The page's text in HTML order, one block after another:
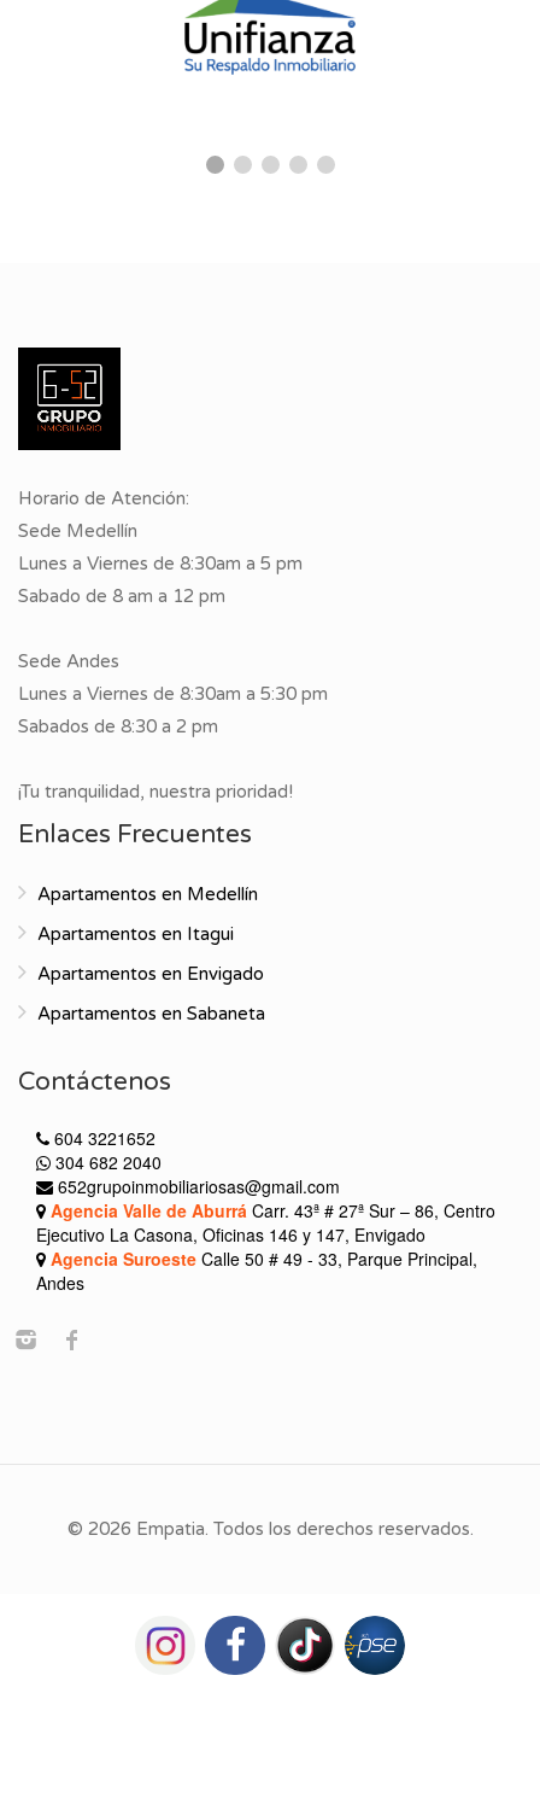
Horario de Atención:
Sede Medellín
Lunes a Viernes de 8:30am a 5 pm
Sabado de 8 am a 12 pm
Sede Andes
Lunes a Viernes de 8:30am a 5:30 pm
Sabados de 8:30 a 2 pm
¡Tu tranquilidad, nuestra prioridad!
Enlaces Frecuentes
Apartamentos en Medellín
Apartamentos en Itagui
Apartamentos en Envigado
Apartamentos en Sabaneta
Contáctenos
604 3221652
304 682 2040
652grupoinmobiliariosas@gmail.com
Agencia Valle de Aburrá Carr. 43ª # 27ª Sur – 86, Centro
Ejecutivo La Casona, Oficinas 146 y 147, Envigado
Agencia Suroeste Calle 50 # 49 - 33, Parque Principal,
Andes
© 2026 Empatia. Todos los derechos reservados.